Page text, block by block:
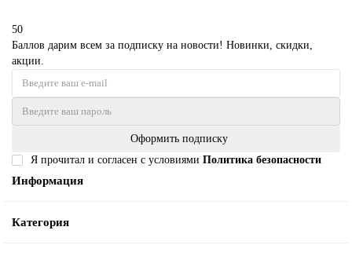
50
Баллов дарим всем за подписку на новости! Новинки, скидки,
акции.
Оформить подписку
Я прочитал и согласен с условиями Политика безопасности
Информация
Категория